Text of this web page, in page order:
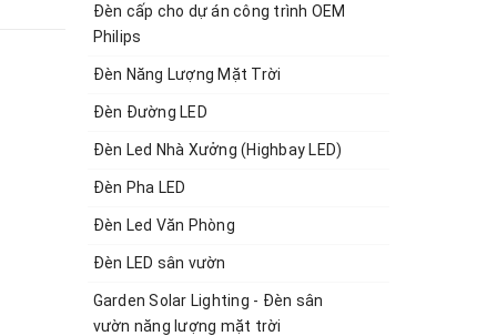
Đèn cấp cho dự án công trình OEM
Philips
Đèn Năng Lượng Mặt Trời
Đèn Đường LED
Đèn Led Nhà Xưởng (Highbay LED)
Đèn Pha LED
Đèn Led Văn Phòng
Đèn LED sân vườn
Garden Solar Lighting - Đèn sân
vườn năng lượng mặt trời